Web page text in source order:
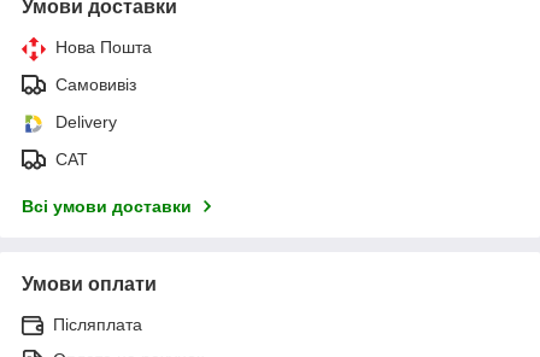
Умови доставки
Нова Пошта
Самовивіз
Delivery
САТ
Всі умови доставки
Умови оплати
Післяплата